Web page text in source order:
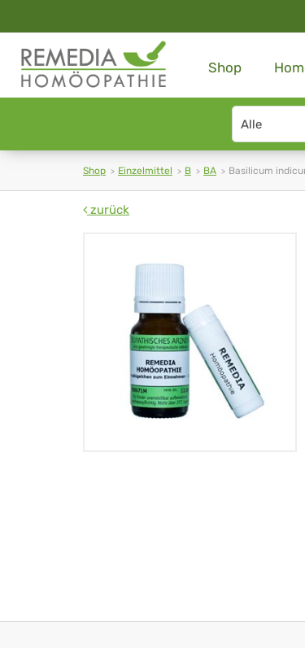
Shop
Search
type
Shop Einzelmittel B BA Basilicum
zurück